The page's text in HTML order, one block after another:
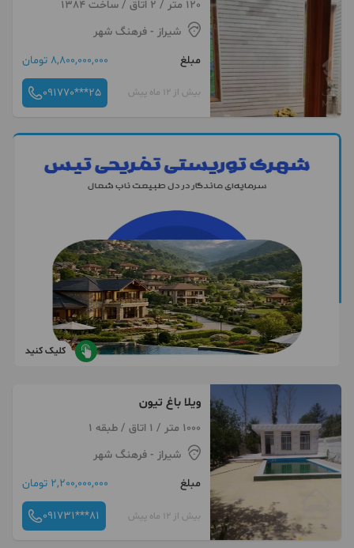
120 متر / 2 اتاق / ساخت 1384
شیراز - فرهنگ شهر
مبلغ
8,800,000,000 تومان
بیش از 12 ماه پیش 091770***25
کلیک کنید
ویلا باغ تیون
1000 متر / 1 اتاق / طبقه 1
شیراز - فرهنگ شهر
مبلغ
2,200,000,000 تومان
بیش از 12 ماه پیش 091731***81